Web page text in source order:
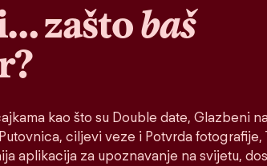
zaštobaš
kao što su Double date, Glazbeni
ciljevi veze i Potvrda fotografije,
aplikacija za upoznavanje na svijetu,